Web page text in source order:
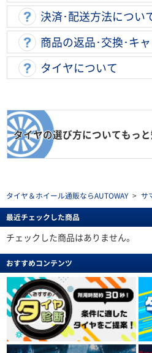
決済･配送方法につい
商品の返品･交換･キ
タイヤについて
タイヤの選び方についてもっ
タイヤ＆ホイール通販ならAUTOWAY > サ
最近チェックした商品
チェックした商品はありません。
おすすめコンテンツ